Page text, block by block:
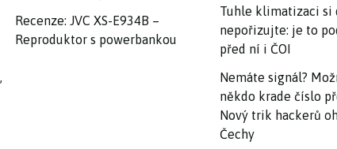
Recenze: JVC XS-E934B –
Reproduktor s powerbankou
Tuhle klimatizaci si
nepořizujte: je to
před ní i ČOI
Nemáte signál?
někdo krade číslo
Nový trik hackerů
Čechy